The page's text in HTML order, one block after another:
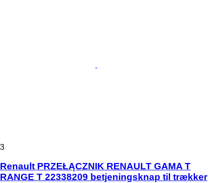
3
Renault PRZEŁĄCZNIK RENAULT GAMA T
RANGE T 22338209 betjeningsknap til trækker